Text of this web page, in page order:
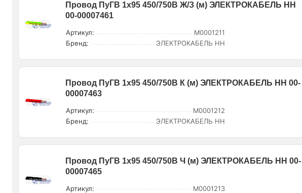
Провод ПуГВ 1х95 450/750В Ж/З (м) ЭЛЕКТРОКАБЕЛЬ НН
00-00007461
Артикул:
M0001211
Бренд:
ЭЛЕКТРОКАБЕЛЬ НН
Провод ПуГВ 1х95 450/750В К (м) ЭЛЕКТРОКАБЕЛЬ НН 00-
00007463
Артикул:
M0001212
Бренд:
ЭЛЕКТРОКАБЕЛЬ НН
Провод ПуГВ 1х95 450/750В Ч (м) ЭЛЕКТРОКАБЕЛЬ НН 00-
00007465
Артикул:
M0001213